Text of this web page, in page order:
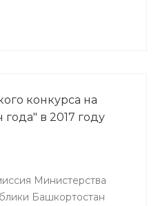
конкурса на
в 2017 году
Министерства
Башкортостан